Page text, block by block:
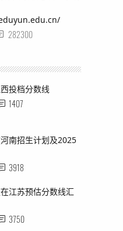
282300
投档分数线
1407
南招生计划及2025
3918
江苏预估分数线汇
3750